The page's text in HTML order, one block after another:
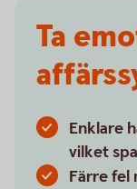
Ta
Enklare
vilket
Färre fel